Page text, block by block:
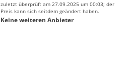
zuletzt überprüft am 27.09.2025 um 00:03; der
Preis kann sich seitdem geändert haben.
Keine weiteren Anbieter